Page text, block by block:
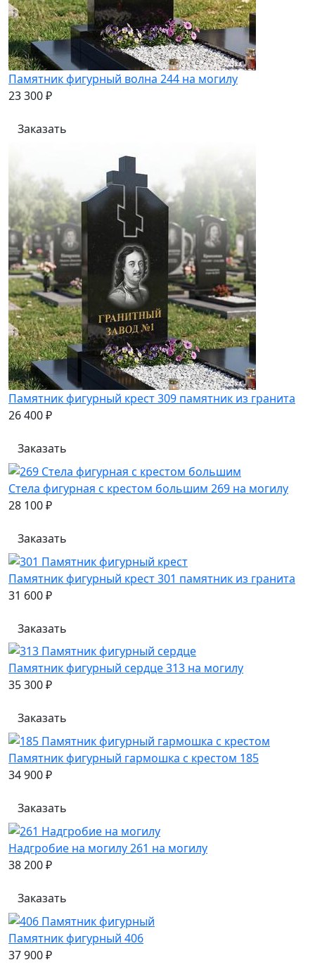
Памятник фигурный волна 244 на могилу
23 300 ₽
Заказать
Памятник фигурный крест 309 памятник из гранита
26 400 ₽
Заказать
Стела фигурная с крестом большим 269 на могилу
28 100 ₽
Заказать
Памятник фигурный крест 301 памятник из гранита
31 600 ₽
Заказать
Памятник фигурный сердце 313 на могилу
35 300 ₽
Заказать
Памятник фигурный гармошка с крестом 185
34 900 ₽
Заказать
Надгробие на могилу 261 на могилу
38 200 ₽
Заказать
Памятник фигурный 406
37 900 ₽